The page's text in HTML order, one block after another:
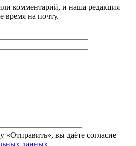
комментарий, и наша редакция
время на почту.
вы даёте согласие
данных